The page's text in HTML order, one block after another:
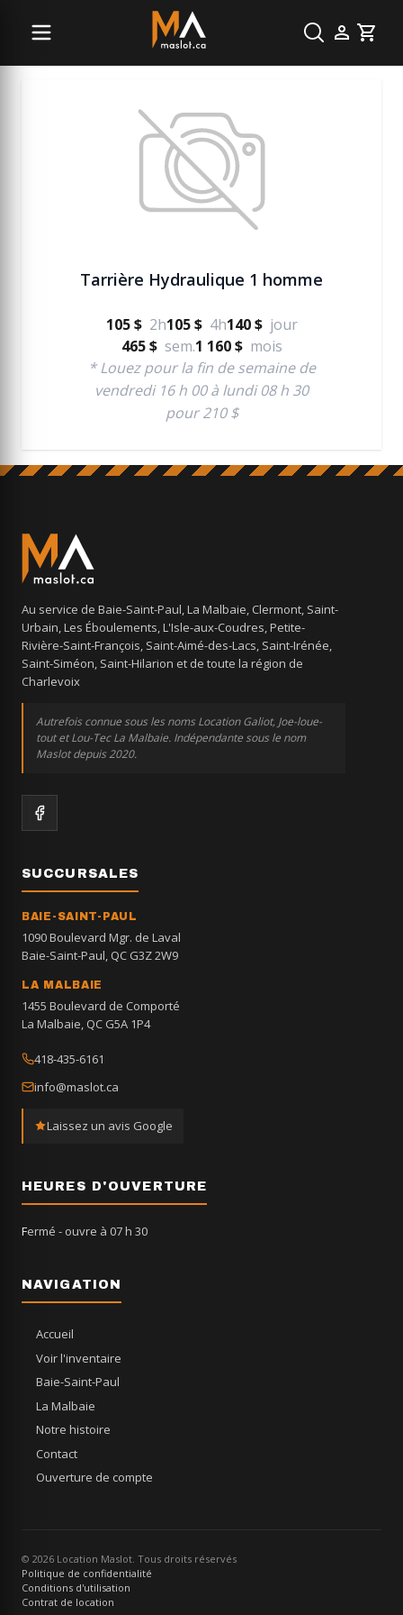
Cart
Jardinage et terrassement
Tarrière Hydraulique 1 homme
105 $ 2h105 $ 4h140 $ jour
465 $ sem.1 160 $ mois
* Louez pour la fin de semaine de
vendredi 16 h 00 à lundi 08 h 30
pour 210 $
Au service de Baie-Saint-Paul, La Malbaie, Clermont, Saint-
Urbain, Les Éboulements, L'Isle-aux-Coudres, Petite-
Rivière-Saint-François, Saint-Aimé-des-Lacs, Saint-Irénée,
Saint-Siméon, Saint-Hilarion et de toute la région de
Charlevoix
Autrefois connue sous les noms Location Galiot, Joe-loue-
tout et Lou-Tec La Malbaie. Indépendante sous le nom
Maslot depuis 2020.
SUCCURSALES
BAIE-SAINT-PAUL
1090 Boulevard Mgr. de Laval
Baie-Saint-Paul, QC G3Z 2W9
LA MALBAIE
1455 Boulevard de Comporté
La Malbaie, QC G5A 1P4
418-435-6161
info@maslot.ca
Laissez un avis Google
HEURES D'OUVERTURE
Fermé - ouvre à 07 h 30
NAVIGATION
Accueil
Voir l'inventaire
Baie-Saint-Paul
La Malbaie
Notre histoire
Contact
Ouverture de compte
© 2026 Location Maslot. Tous droits réservés
Politique de confidentialité
Conditions d'utilisation
Contrat de location